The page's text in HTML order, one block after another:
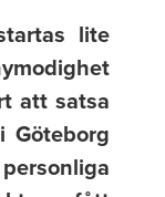
lite
att satsa
Göteborg